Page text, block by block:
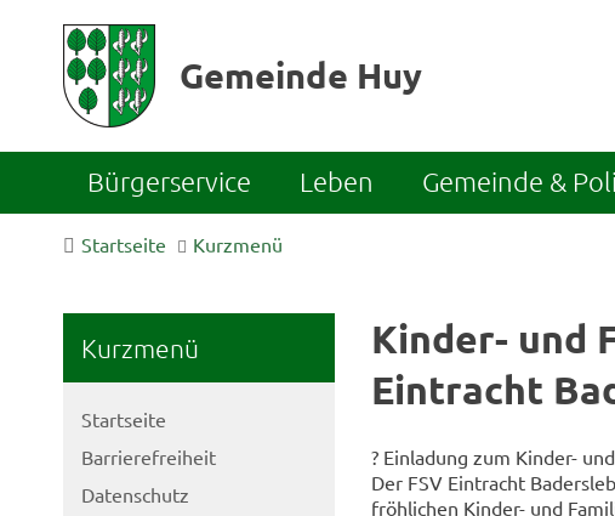
Gemeinde Huy
Bürgerservice Leben Gemeinde &
Startseite Kurzmenü
Kurzmenü
Startseite
Barrierefreiheit
Datenschutz
Kinder- und
Eintracht
? Einladung zum Kinder-
Der FSV Eintracht
fröhlichen Kinder- und